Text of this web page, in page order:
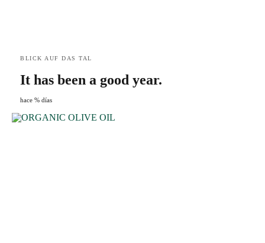
BLICK AUF DAS TAL
It has been a good year.
hace % días